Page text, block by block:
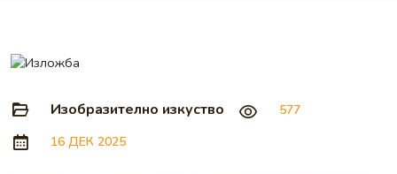
Изобразително изкуство
577
16 ДЕК 2025